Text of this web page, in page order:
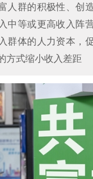
人群的积极性、创
中等或更高收入阵
群体的人力资本，
方式缩小收入差距